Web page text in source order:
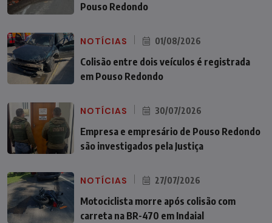
Pouso Redondo
NOTÍCIAS 01/08/2026
Colisão entre dois veículos é registrada
em Pouso Redondo
NOTÍCIAS 30/07/2026
Empresa e empresário de Pouso Redondo
são investigados pela Justiça
NOTÍCIAS 27/07/2026
Motociclista morre após colisão com
carreta na BR-470 em Indaial